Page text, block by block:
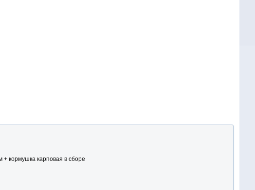
кормушка карповая в сборе